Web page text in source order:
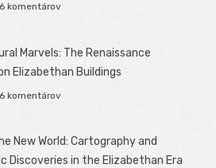
6 komentárov
Marvels: The Renaissance
Elizabethan Buildings
6 komentárov
New World: Cartography and
Discoveries in the Elizabethan Era